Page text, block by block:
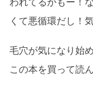
われてるかもー！
くて悪循環だし！
毛穴が気になり始
この本を買って読